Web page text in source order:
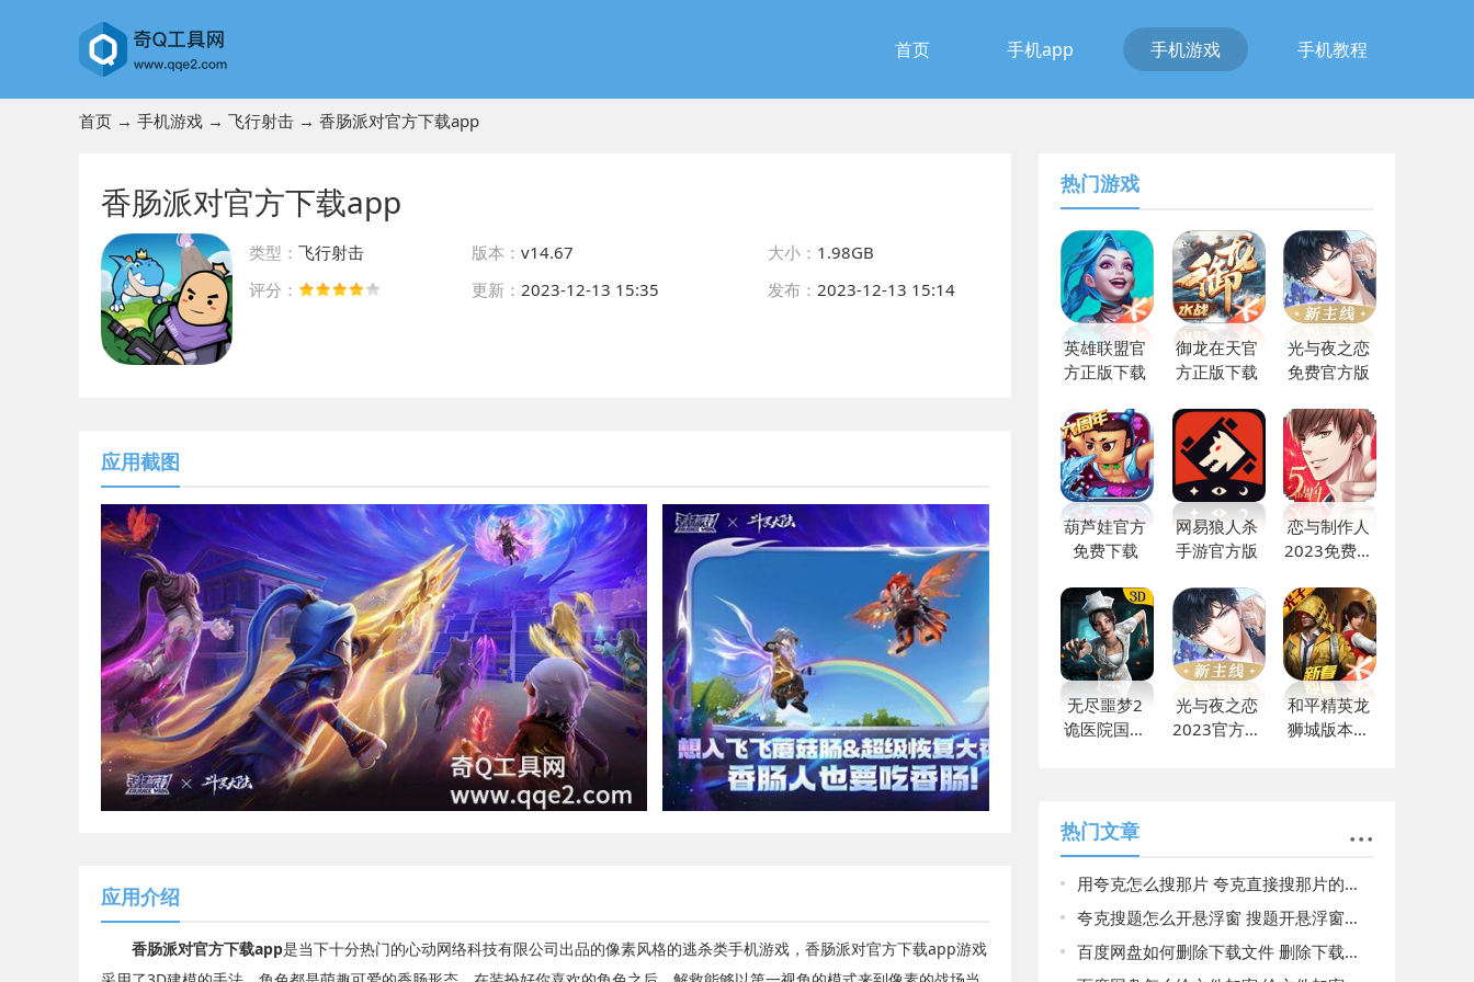
首页 手机app 手机游戏 手机教程
首页 → 手机游戏 → 飞行射击 → 香肠派对官方下载app
香肠派对官方下载app
类型： 飞行射击 版本： v14.67 大小： 1.98GB
评分：
更新： 2023-12-13 15:35 发布： 2023-12-13 15:14
应用截图
应用介绍
香肠派对官方下载app是当下十分热门的心动网络科技有限公司出品的像素风格的逃杀类手机游戏，香肠派对官方下载app游戏
热门游戏
英雄联盟官
方正版下载
御龙在天官
方正版下载
光与夜之恋
免费官方版
葫芦娃官方
免费下载
网易狼人杀
手游官方版
恋与制作人
2023免费下
无尽噩梦2
诡医院国际
光与夜之恋
2023官方最
和平精英龙
狮城版本下
热门文章
用夸克怎么搜那片 夸克直接搜那片的方法
夸克搜题怎么开悬浮窗 搜题开悬浮窗方法介绍
百度网盘如何删除下载文件 删除下载文件方法